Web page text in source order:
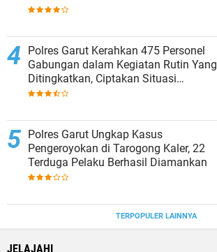
Polres Garut Kerahkan 475 Personel
Gabungan dalam Kegiatan Rutin Yang
Ditingkatkan, Ciptakan Situasi
Kamtibmas Tetap Aman dan Kondusif
Polres Garut Ungkap Kasus
Pengeroyokan di Tarogong Kaler, 22
Terduga Pelaku Berhasil Diamankan
TERPOPULER LAINNYA
JELAJAHI